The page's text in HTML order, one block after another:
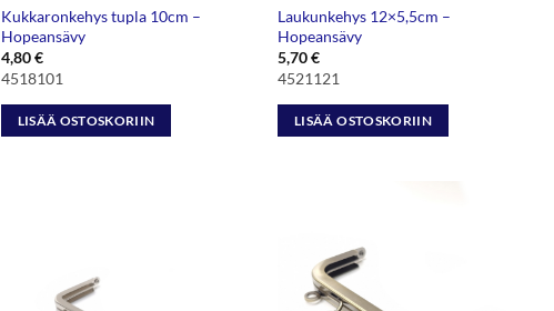
Kukkaronkehys tupla 10cm –
Hopeansävy
4,80€
4518101
LISÄÄ OSTOSKORIIN
Laukunkehys 12×5,5cm –
Hopeansävy
5,70€
4521121
LISÄÄ OSTOSKORIIN